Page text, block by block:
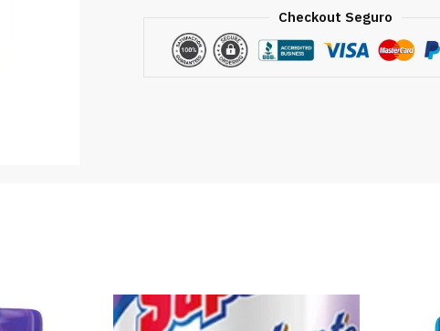
Checkout Seguro